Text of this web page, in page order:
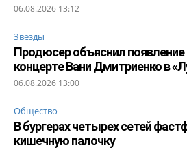
06.08.2026 13:12
Звезды
Продюсер объяснил
концерте Вани Дмитриенко в
06.08.2026 13:00
Общество
В бургерах четырех сетей
кишечную палочку